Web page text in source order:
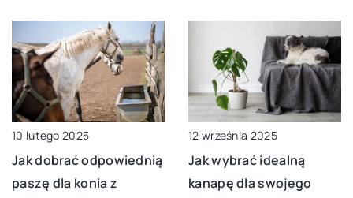
10 lutego 2025
Jak dobrać odpowiednią
paszę dla konia z
12 września 2025
Jak wybrać idealną
kanapę dla swojego